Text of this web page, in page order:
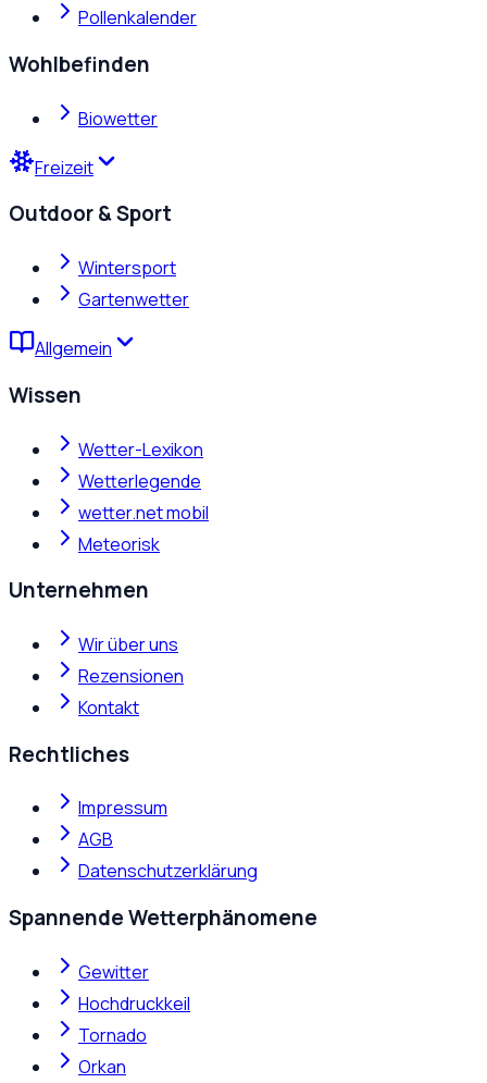
Pollenkalender
Wohlbefinden
Biowetter
Freizeit
Outdoor & Sport
Wintersport
Gartenwetter
Allgemein
Wissen
Wetter-Lexikon
Wetterlegende
wetter.net mobil
Meteorisk
Unternehmen
Wir über uns
Rezensionen
Kontakt
Rechtliches
Impressum
AGB
Datenschutzerklärung
Spannende Wetterphänomene
Gewitter
Hochdruckkeil
Tornado
Orkan